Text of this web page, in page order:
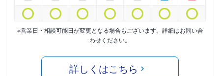
※営業日・相談可能日が変更となる場合もございます。詳細はお問い合
わせください。
詳しくはこちら